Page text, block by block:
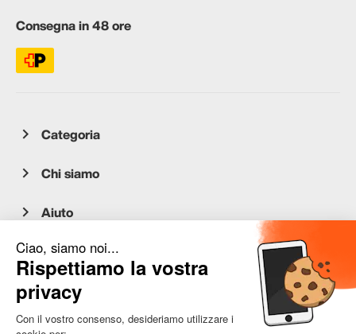
Consegna in 48 ore
Categoria
Chi siamo
Aiuto
Servizio clienti
occasion.migros.mobile@recommerce.com
Lunedì-Venerdì 08:00-17:00